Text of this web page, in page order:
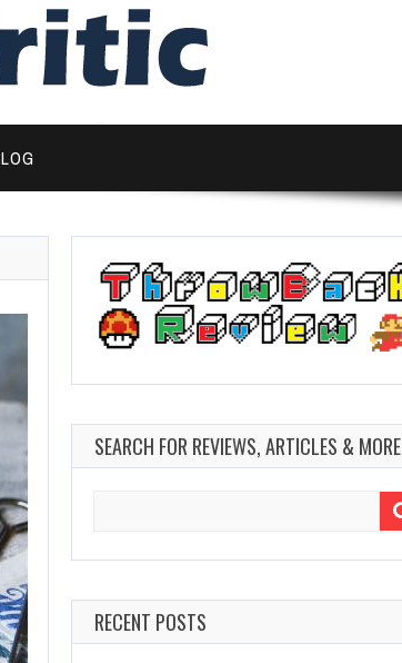
SEARCH FOR REVIEWS, ARTICLES & MORE
RECENT POSTS